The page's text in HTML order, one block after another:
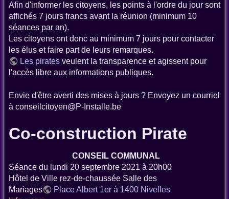
Afin d'informer les citoyens, les points à l'ordre du jour sont
affichés 7 jours francs avant la réunion (minimum 10
séances par an).
Les citoyens ont donc au minimum 7 jours pour contacter
les élus et faire part de leurs remarques.
Les pirates veulent la transparence et agissent pour
l'accès libre aux informations publiques.
Envie d'être averti des mises à jours ? Envoyez un courriel
à conseilcitoyen@P-Installe.be
Co-construction Pirate
CONSEIL COMMUNAL
Séance du lundi 20 septembre 2021 à 20h00
Hôtel de Ville rez-de-chaussée Salle des
Mariages
Place Albert 1er à 1400 Nivelles